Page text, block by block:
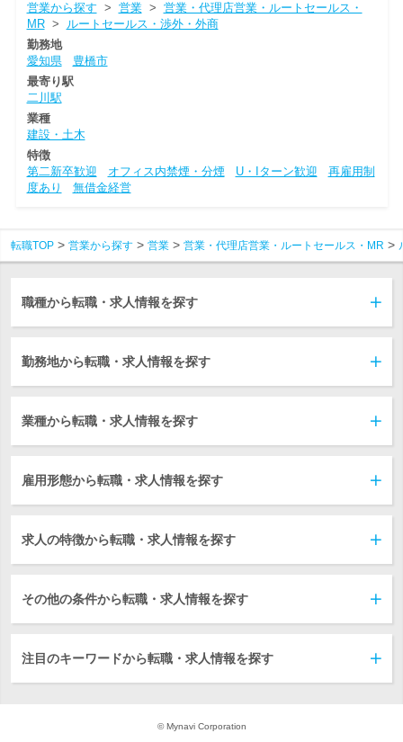
営業から探す > 営業> 営業・代理店営業・ルートセールス・
MR> ルートセールス・渉外・外商
勤務地
愛知県
豊橋市
最寄り駅
二川駅
業種
建設・土木
特徴
第二新卒歓迎
オフィス内禁煙・分煙 U・Iターン歓迎
再雇用制
度あり
無借金経営
転職TOP 営業から探す 営業 営業・代理店営業・ルートセールス・MR
職種から転職・求人情報を探す
勤務地から転職・求人情報を探す
業種から転職・求人情報を探す
雇用形態から転職・求人情報を探す
求人の特徴から転職・求人情報を探す
その他の条件から転職・求人情報を探す
注目のキーワードから転職・求人情報を探す
© Mynavi Corporation